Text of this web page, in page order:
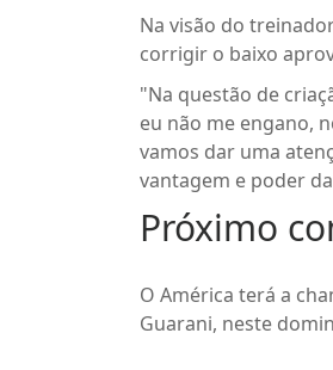
Na visão do
corrigir o baixo
"Na questão de
eu não me engano,
vamos dar uma
vantagem e poder
Próximo
O América terá a
Guarani, neste